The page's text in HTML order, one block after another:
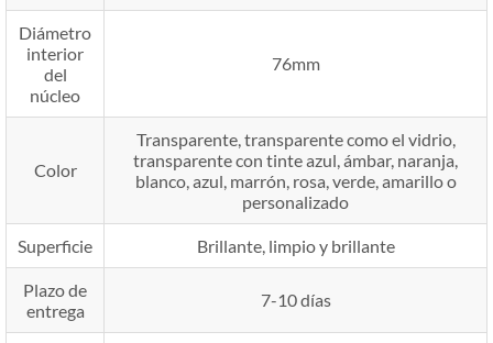
Diámetro
interior
del
núcleo
76mm
Color
Transparente, transparente como el vidrio,
transparente con tinte azul, ámbar, naranja,
blanco, azul, marrón, rosa, verde, amarillo o
personalizado
Superficie Brillante, limpio y brillante
Plazo de
entrega
7-10 días